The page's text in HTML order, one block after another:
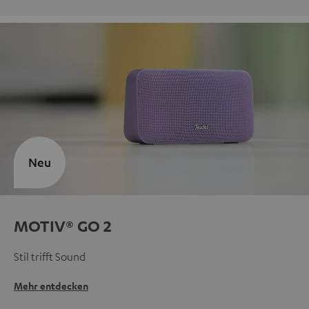
MOTIV® GO 2
Stil trifft Sound
Mehr entdecken
Neu